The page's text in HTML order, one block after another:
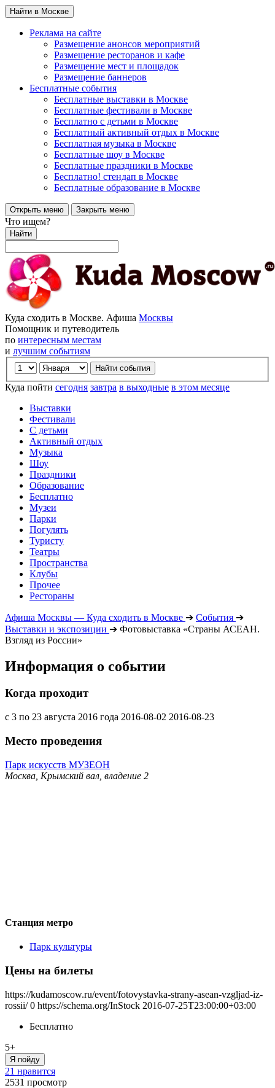
Найти в Москве
Реклама на сайте
Размещение анонсов мероприятий
Размещение ресторанов и кафе
Размещение мест и площадок
Размещение баннеров
Бесплатные события
Бесплатные выставки в Москве
Бесплатные фестивали в Москве
Бесплатно с детьми в Москве
Бесплатный активный отдых в Москве
Бесплатная музыка в Москве
Бесплатные шоу в Москве
Бесплатные праздники в Москве
Бесплатно! стендап в Москве
Бесплатные образование в Москве
Открыть меню Закрыть меню
Что ищем?
Найти
Куда сходить в Москве. Афиша Москвы
Помощник и путеводитель
по интересным местам
и лучшим событиям
Куда пойти сегодня завтра в выходные в этом месяце
Выставки
Фестивали
С детьми
Активный отдых
Музыка
Шоу
Праздники
Образование
Бесплатно
Музеи
Парки
Погулять
Туристу
Театры
Пространства
Клубы
Прочее
Рестораны
Афиша Москвы — Куда сходить в Москве ➔ События ➔
Выставки и экспозиции ➔ Фотовыставка «Страны АСЕАН.
Взгляд из России»
Информация о событии
Когда проходит
с 3 по 23 августа 2016 года 2016-08-02 2016-08-23
Место проведения
Парк искусств МУЗЕОН
Москва, Крымский вал, владение 2
Станция метро
Парк культуры
Цены на билеты
https://kudamoscow.ru/event/fotovystavka-strany-asean-vzgljad-iz-
rossii/ 0 https://schema.org/InStock 2016-07-25T23:00:00+03:00
Бесплатно
5+
Я пойду
21 нравится
2531 просмотр